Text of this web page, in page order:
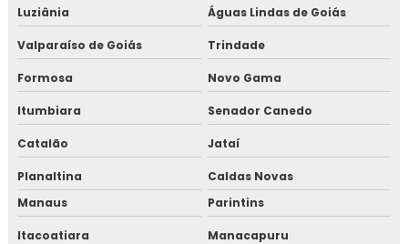
Luziânia Águas Lindas de Goiás
Valparaíso de Goiás Trindade
Formosa Novo Gama
Itumbiara Senador Canedo
Catalão Jataí
Planaltina
Caldas Novas
Manaus
Parintins
Itacoatiara Manacapuru